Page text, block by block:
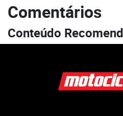
Comentários
Conteúdo